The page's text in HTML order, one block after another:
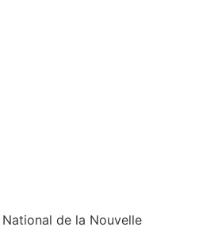
de la Nouvelle